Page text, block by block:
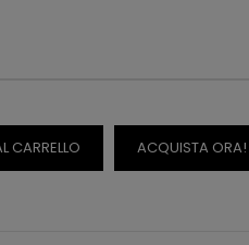
CARRELLO ACQUISTA ORA!